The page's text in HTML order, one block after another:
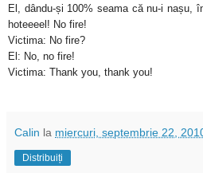
El, dându-și 100% seama că nu-i nașu,
hoteeeel! No fire!
Victima: No fire?
El: No, no fire!
Victima: Thank you, thank you!
Calin la miercuri, septembrie 22,
Distribuiți